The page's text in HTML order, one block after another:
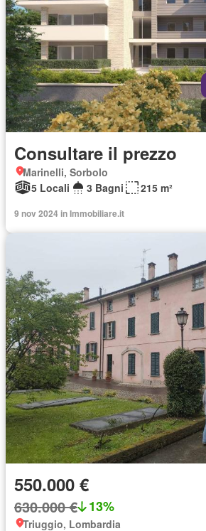
Consultare il prezzo
Marinelli, Sorbolo
5 Locali
3 Bagni 215 m²
9 nov 2024 in Immobiliare.it
550.000 €
630.000 € 13%
Triuggio, Lombardia